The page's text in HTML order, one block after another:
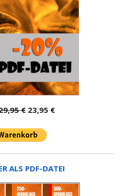
€23,95 €
ALS PDF-DATEI